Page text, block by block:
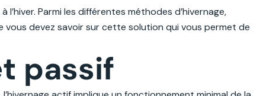
Parmi les différentes méthodes d’hivernage,
vous devez savoir sur cette solution qui vous permet de
passif